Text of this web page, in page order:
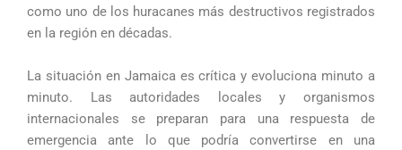
como uno de los huracanes más destructivos registrados
en la región en décadas.
La situación en Jamaica es crítica y evoluciona minuto a
minuto. Las autoridades locales y organismos
internacionales se preparan para una respuesta de
emergencia ante lo que podría convertirse en una